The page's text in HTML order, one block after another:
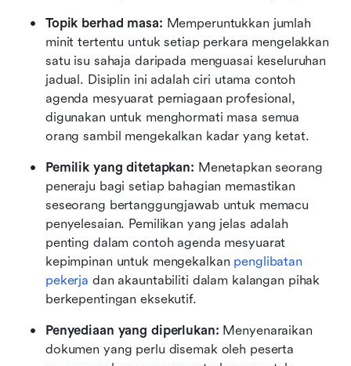
Topik berhad masa: Memperuntukkan jumlah
minit tertentu untuk setiap perkara mengelakkan
satu isu sahaja daripada menguasai keseluruhan
jadual. Disiplin ini adalah ciri utama contoh
agenda mesyuarat perniagaan profesional,
digunakan untuk menghormati masa semua
orang sambil mengekalkan kadar yang ketat.
Pemilik yang ditetapkan: Menetapkan seorang
peneraju bagi setiap bahagian memastikan
seseorang bertanggungjawab untuk memacu
penyelesaian. Pemilikan yang jelas adalah
penting dalam contoh agenda mesyuarat
kepimpinan untuk mengekalkan penglibatan
pekerja dan akauntabiliti dalam kalangan pihak
berkepentingan eksekutif.
Penyediaan yang diperlukan: Menyenaraikan
dokumen yang perlu disemak oleh peserta